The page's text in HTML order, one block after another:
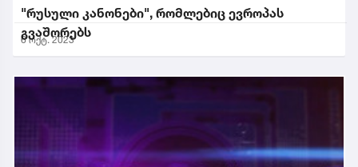
"რუსული კანონები", რომლებიც ევროპას
გვაშორებს
6 ოქტ. 2023